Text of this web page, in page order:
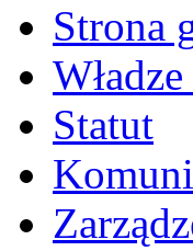
Strona
Statut